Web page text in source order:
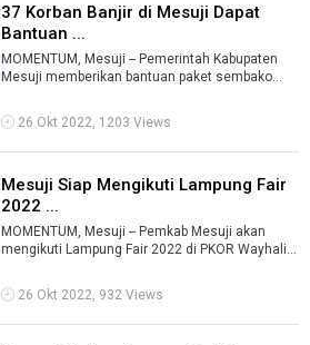
37 Korban Banjir di Mesuji Dapat
Bantuan ...
MOMENTUM, Mesuji -- Pemerintah Kabupaten
Mesuji memberikan bantuan paket sembako
Kec ...
26 Okt 2022, 1203 Views
Mesuji Siap Mengikuti Lampung Fair
2022 ...
MOMENTUM, Mesuji -- Pemkab Mesuji akan
mengikuti Lampung Fair 2022 di PKOR Wayhalim
26 Okt 2022, 932 Views